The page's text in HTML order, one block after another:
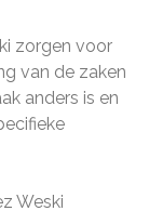
zorgen voor
van de zaken
anders is en
Weski